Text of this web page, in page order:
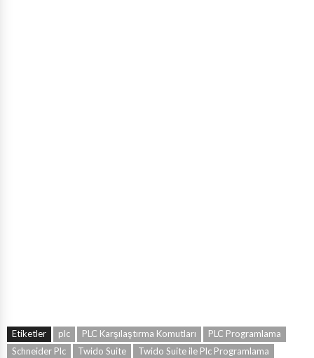
Etiketler plc PLC Karşılaştırma Komutları
PLC Programlama
Schneider Plc
Twido Suite Twido Suite ile Plc Programlama